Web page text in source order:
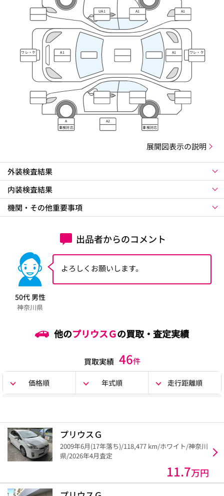
UA1 A1 A1
ワレ・ケ
ズレ
A1 A1 ワレ・ケ
ズレ
A
車検対応
A2
車検対応
展開図表示の説明
外装検査結果
内装検査結果
機関・その他重要事項
出品者からのコメント
50代 男性
神奈川県
よろしくお願いします。
他のプリウスＧの買取・査定実績
買取実績 46件
価格順 年式順 走行距離順
プリウスＧ
2009年6月(17年落ち)/118,477 km/ホワイト/神奈川
県/2026年4月査定
11.7万円